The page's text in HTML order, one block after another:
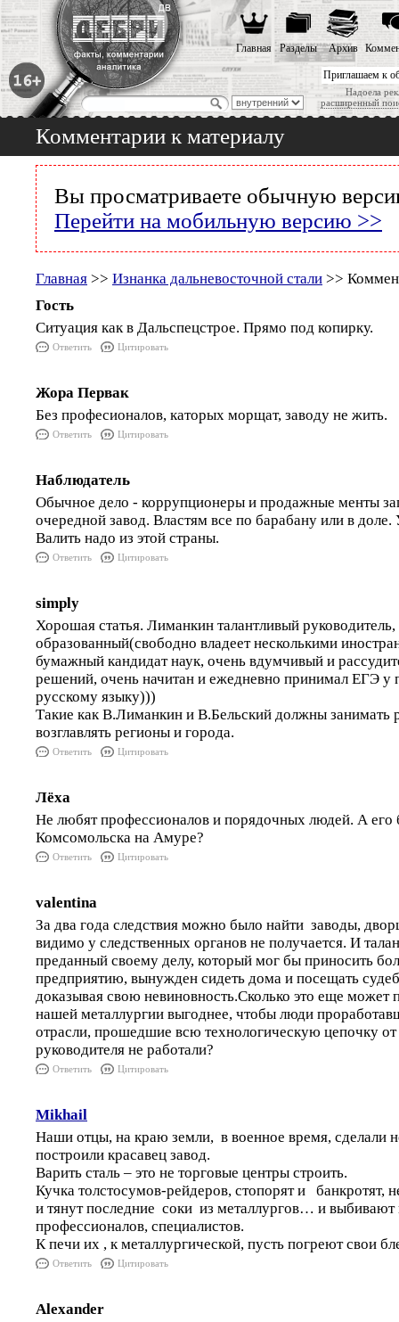
Приглашаем к
Надоела
расширенный
Главная Разделы Архив
Комментарии к материалу
Вы просматриваете обычную
Перейти на мобильную версию >>
Главная >> Изнанка дальневосточной стали >>
Гость
Ситуация как в Дальспецстрое. Прямо под копирку.
Ответить Цитировать
Жора Первак
Без професионалов, каторых морщат, заводу не жить.
Ответить Цитировать
Наблюдатель
Обычное дело - коррупционеры и продажные менты
очередной завод. Властям все по барабану или в доле.
Валить надо из этой страны.
Ответить Цитировать
simply
Хорошая статья. Лиманкин талантливый руководитель,
образованный(свободно владеет несколькими
бумажный кандидат наук, очень вдумчивый и
решений, очень начитан и ежедневно принимал ЕГЭ у
русскому языку)))
Такие как В.Лиманкин и В.Бельский должны занимать
возглавлять регионы и города.
Ответить Цитировать
Лёха
Не любят профессионалов и порядочных людей. А его
Комсомольска на Амуре?
Ответить Цитировать
valentina
За два года следствия можно было найти заводы,
видимо у следственных органов не получается. И
преданный своему делу, который мог бы приносить
предприятию, вынужден сидеть дома и посещать
доказывая свою невиновность.Сколько это еще может
нашей металлургии выгоднее, чтобы люди
отрасли, прошедшие всю технологическую цепочку
руководителя не работали?
Ответить Цитировать
Mikhail
Наши отцы, на краю земли, в военное время, сделали
построили красавец завод.
Варить сталь – это не торговые центры строить.
Кучка толстосумов-рейдеров, стопорят и банкротят,
и тянут последние соки из металлургов… и выбивают
профессионалов, специалистов.
К печи их , к металлургической, пусть погреют свои
Ответить Цитировать
Alexander